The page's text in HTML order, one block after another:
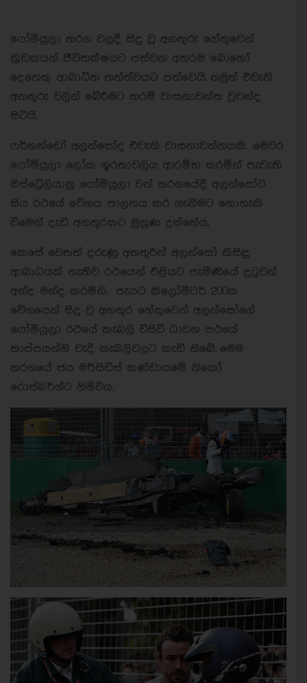
ෆෝමියුලා තරග වලදී සිදු වූ අනතුරු හේතුවෙන්
ක්‍රිඩකයන් ජීවිතක්ෂයට පත්වන අතරම බොහෝ
දෙනෙකු ආබාධිත තත්ත්වයට පත්වෙයි. නමුත් එවැනි
අනතුරු වලින් බේරීමට තරම් වාසනාවන්ත වූවන්ද
සිටියි.
ෆර්නන්ඩෝ අලන්සෝද එවැනි වාසනාවන්තයකි. මෙවර
ෆෝමියුලා ලෝක ශූරතාවලිය ආරම්භ කරමින් පැවැති
ඔස්ට්‍රේලියානු ෆෝමියුලා වන් තරගයේදී අලන්සෝට
සිය රථයේ වේගය පාලනය කර ගැනීමට නොහැකි
වීමෙන් දැඩි අනතුරකට මුහුණ දුන්නේය.
කෙසේ වෙතත් දරුණු අනතුරින් අලන්සෝ කිසිඳු
ආබාධයක් නැතිව රථයෙන් එළියට පැමිණියේ දුටුවන්
අන්ද මන්ද කරමිනි. පැයට කිලෝමීටර් 200ක
වේගයෙන් සිදු වූ අනතුර හේතුවෙන් අලන්සෝගේ
ෆෝමියුලා රථයේ කැබලි විසිවී ධාවන පථයේ
තාප්පයන්හි වැදී කැබලිවලට කැඩී තිබේ. මෙම
තරගයේ ජය මර්සිඩීස් කණ්ඩායමේ නිකෝ
රොස්බර්ග්ට හිමිවිය.